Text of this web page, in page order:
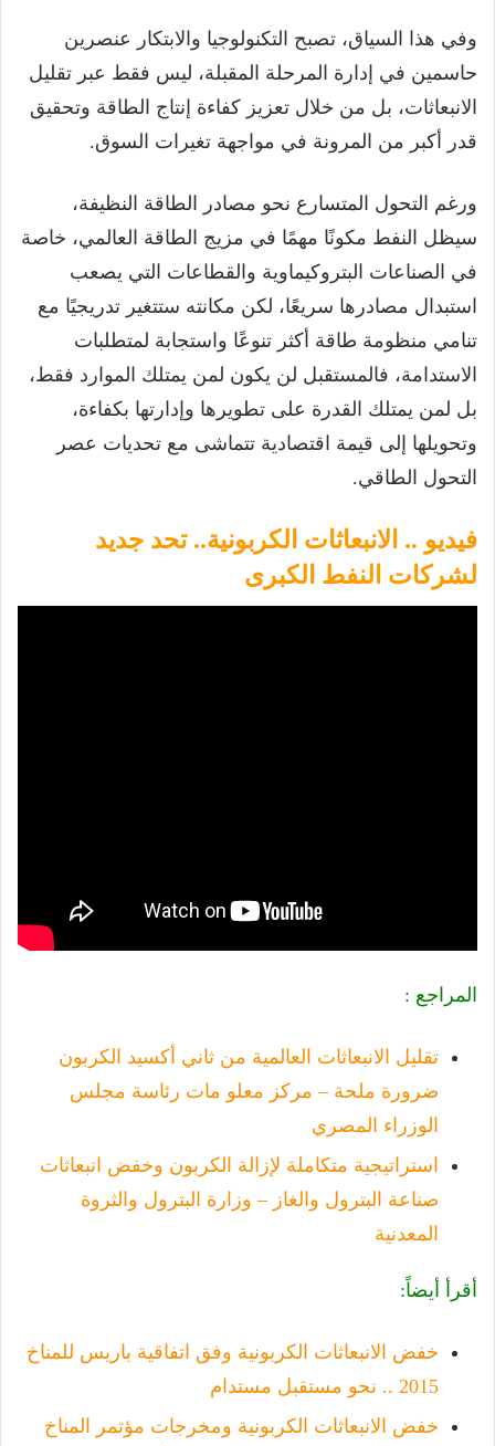
وفي هذا السياق، تصبح التكنولوجيا والابتكار عنصرين
حاسمين في إدارة المرحلة المقبلة، ليس فقط عبر تقليل
الانبعاثات، بل من خلال تعزيز كفاءة إنتاج الطاقة وتحقيق
قدر أكبر من المرونة في مواجهة تغيرات السوق.
ورغم التحول المتسارع نحو مصادر الطاقة النظيفة،
سيظل النفط مكونًا مهمًا في مزيج الطاقة العالمي، خاصة
في الصناعات البتروكيماوية والقطاعات التي يصعب
استبدال مصادرها سريعًا، لكن مكانته ستتغير تدريجيًا مع
تنامي منظومة طاقة أكثر تنوعًا واستجابة لمتطلبات
الاستدامة، فالمستقبل لن يكون لمن يمتلك الموارد فقط،
بل لمن يمتلك القدرة على تطويرها وإدارتها بكفاءة،
وتحويلها إلى قيمة اقتصادية تتماشى مع تحديات عصر
التحول الطاقي.
فيديو .. الانبعاثات الكربونية.. تحد جديد
لشركات النفط الكبرى
المراجع :
تقليل الانبعاثات العالمية من ثاني أكسيد الكربون
ضرورة ملحة – مركز معلو مات رئاسة مجلس
الوزراء المصري
استراتيجية متكاملة لإزالة الكربون وخفض انبعاثات
صناعة البترول والغاز – وزارة البترول والثروة
المعدنية
أقرأ أيضاً:
خفض الانبعاثات الكربونية وفق اتفاقية باريس للمناخ
2015 .. نحو مستقبل مستدام
خفض الانبعاثات الكربونية ومخرجات مؤتمر المناخ